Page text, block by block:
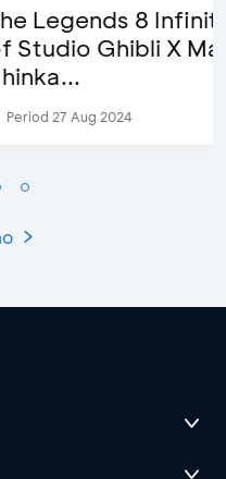
The World